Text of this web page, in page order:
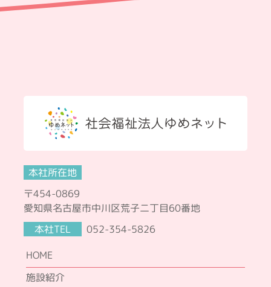
本社所在地
〒454-0869
愛知県名古屋市中川区荒子二丁目60番地
本社TEL
052-354-5826
HOME
施設紹介